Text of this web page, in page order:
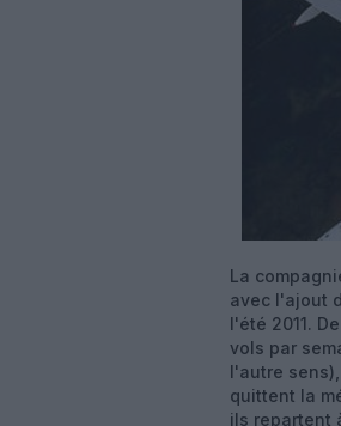
La
avec l'ajout
l'été 2011.
vols par
l'autre
quittent la
ils repartent